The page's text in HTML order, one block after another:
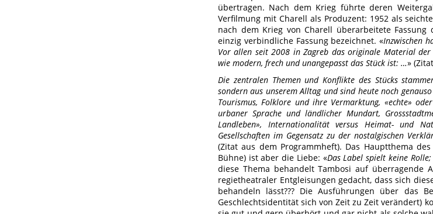
übertragen. Nach dem Krieg führte deren
Verfilmung mit Charell als Produzent: 1952 als
nach dem Krieg von Charell überarbeitete
einzig verbindliche Fassung bezeichnet. «Inzwischen
Vor allen seit 2008 in Zagreb das originale Material der
wie modern, frech und unangepasst das Stück ist: …»
Die zentralen Themen und Konflikte des Stücks
sondern aus unserem Alltag und sind heute noch
Tourismus, Folklore und ihre Vermarktung, «echte»
urbaner Sprache und ländlicher Mundart,
Landleben», Internationalität versus Heimat- und
Gesellschaften im Gegensatz zu der nostalgischen
(Zitat aus dem Programmheft). Das Hauptthema
Bühne) ist aber die Liebe: «Das Label spielt keine
diese Thema behandelt Tambosi auf überragende
regietheatraler Entgleisungen gedacht, dass sich
behandeln lässt??? Die Ausführungen über das
Geschlechtsidentität sich von Zeit zu Zeit verändert)